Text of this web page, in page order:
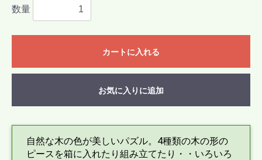
数量
カートに入れる
お気に入りに追加
自然な木の色が美しいパズル。4種類の木の形の
ピースを箱に入れたり組み立てたり・・いろいろ